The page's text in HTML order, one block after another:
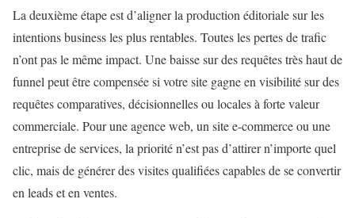
La deuxième étape est d’aligner la production éditoriale sur les
intentions business les plus rentables. Toutes les pertes de trafic
n’ont pas le même impact. Une baisse sur des requêtes très haut de
funnel peut être compensée si votre site gagne en visibilité sur des
requêtes comparatives, décisionnelles ou locales à forte valeur
commerciale. Pour une agence web, un site e-commerce ou une
entreprise de services, la priorité n’est pas d’attirer n’importe quel
clic, mais de générer des visites qualifiées capables de se convertir
en leads et en ventes.